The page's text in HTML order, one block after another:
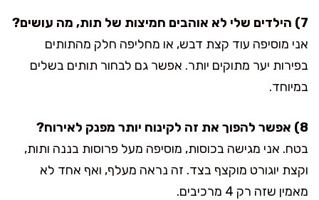
7) הילדים שלי לא אוהבים חמיצות של תות, מה עושים?
אני מוסיפה עוד קצת דבש, או מחליפה חלק מהתותים
בפירות יער מתוקים יותר. אפשר גם לבחור תותים בשלים
במיוחד.
8) אפשר להפוך את זה לקינוח יותר מפנק לאירוח?
בטח. אני מגישה בכוסות, מוסיפה מעל פרוסות בננה ותות,
וקצת יוגורט מוקצף בצד. זה נראה מעלף, ואף אחד לא
מאמין שזה רק 4 מרכיבים.